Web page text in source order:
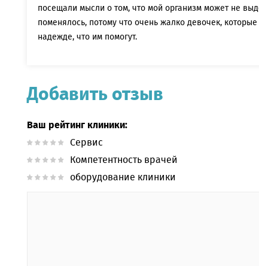
посещали мысли о том, что мой организм может не
поменялось, потому что очень жалко девочек,
надежде, что им помогут.
Добавить отзыв
Ваш рейтинг клиники:
Сервис
Компетентность врачей
оборудование клиники